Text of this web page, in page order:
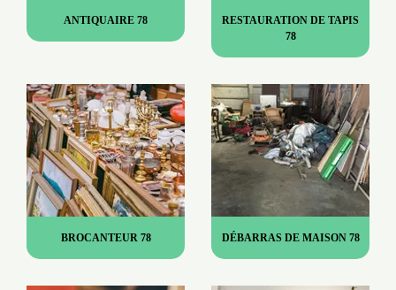
ANTIQUAIRE 78
RESTAURATION DE TAPIS
78
BROCANTEUR 78 DÉBARRAS DE MAISON 78